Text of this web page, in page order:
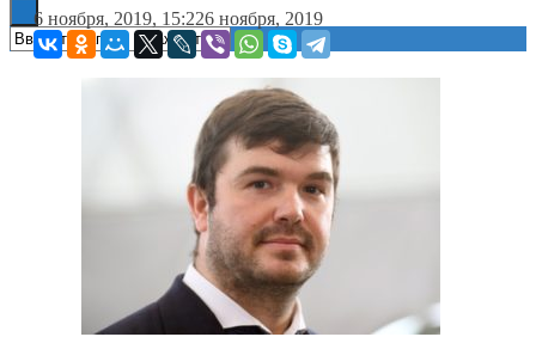
6 ноября, 2019, 15:226 ноября, 2019